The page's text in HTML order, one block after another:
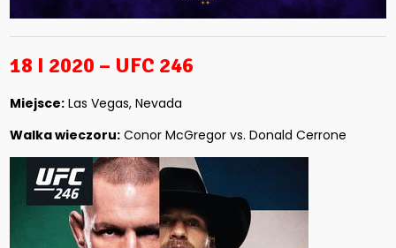
18 I 2020 – UFC 246
Miejsce: Las Vegas, Nevada
Walka wieczoru: Conor McGregor vs. Donald Cerrone